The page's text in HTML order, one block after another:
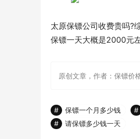
太原保镖公司收费贵吗?
保镖一天大概是2000元
原创文章，作者：保镖
保镖一个月多少钱
请保镖多少钱一天